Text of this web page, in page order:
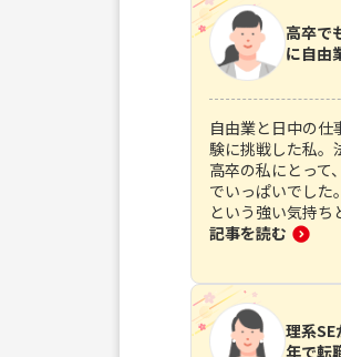
高卒で
に自由
自由業と日中の
験に挑戦した私。
高卒の私にとって
でいっぱいでした
という強い気持ち
記事を読む
理系
年で転